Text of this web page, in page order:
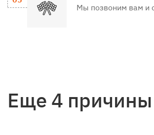
Мы позвоним вам и
Еще 4 причины